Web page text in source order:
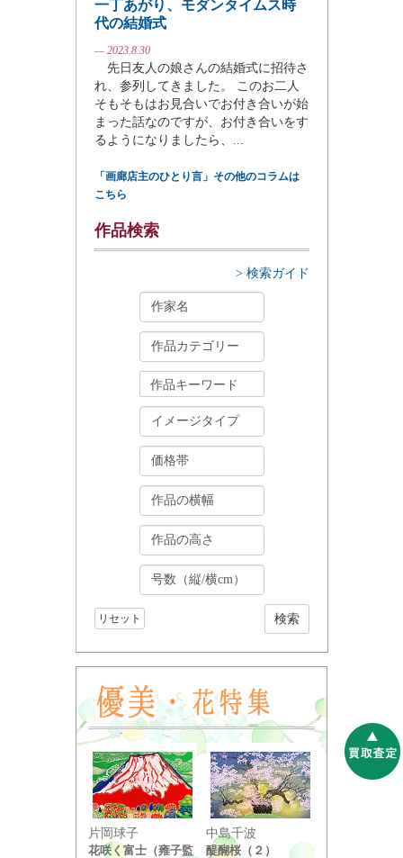
一丁あがり、モダンタイムス時
代の結婚式
— 2023.8.30
先日友人の娘さんの結婚式に招待さ
れ、参列してきました。 このお二人
そもそもはお見合いでお付き合いが始
まった話なのですが、お付き合いをす
るようになりましたら、...
「画廊店主のひとり言」その他のコラムは
こちら
作品検索
> 検索ガイド
リセット
片岡球子
花咲く富士（雍子監
中島千波
醍醐桜（２）